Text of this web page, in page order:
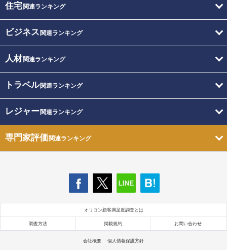
住宅関連ランキング
ビジネス 関連ランキング
人材関連ランキング
トラベル関連ランキング
レジャー関連ランキング
専門家評価関連ランキング
オリコン顧客満足度調査とは
調査方法 掲載規約 お問い合わせ
会社概要 個人情報保護方針